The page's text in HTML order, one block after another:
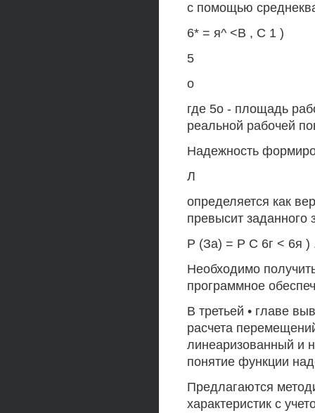
с помощью
6* = я^ <В , С 1 )
5
о
где 5о - площадь
реальной рабочей
Надежность
Л
определяется как
превысит заданного
Р (За) = Р С 6г < 6я )
Необходимо
программное
В третьей • главе
расчета
линеаризованный и
понятие функции
Предлагаются
характеристик с